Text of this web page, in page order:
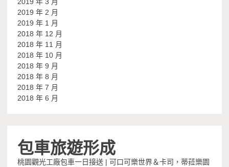
2019 年 3 月
2019 年 2 月
2019 年 1 月
2018 年 12 月
2018 年 11 月
2018 年 10 月
2018 年 9 月
2018 年 8 月
2018 年 7 月
2018 年 6 月
包車旅遊形成
桃園觀光工廠包車一日接送 | 可口可樂世界＆卡司，蒂菈樂園